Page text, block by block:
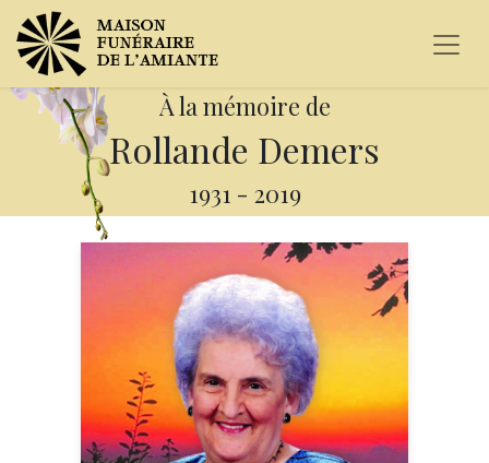
À la mémoire de
Rollande Demers
1931 - 2019